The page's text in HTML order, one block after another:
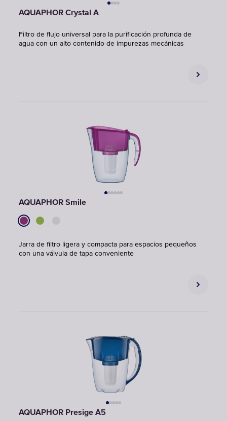
AQUAPHOR Crystal A
Filtro de flujo universal para la purificación profunda de
agua con un alto contenido de impurezas mecánicas
AQUAPHOR Smile
Jarra de filtro ligera y compacta para espacios pequeños
con una válvula de tapa conveniente
AQUAPHOR Presige A5